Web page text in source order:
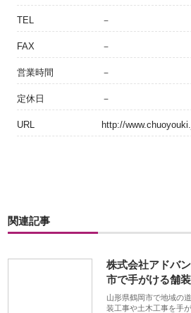
TEL －
FAX －
営業時間 －
定休日 －
URL http://
関連記事
株式会社アドバ
市で手がける舗
山形県鶴岡市で地域の
装工事や土木工事を手